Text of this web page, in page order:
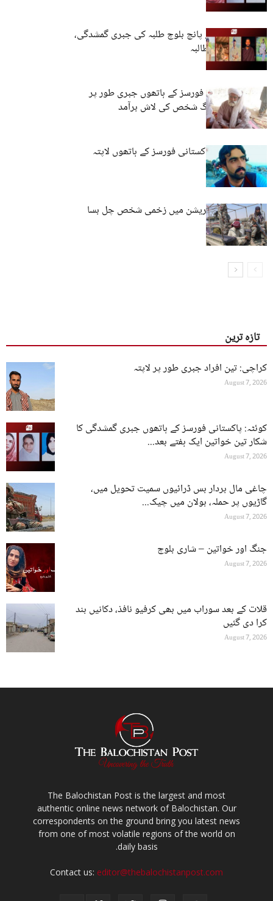
جامعہ کراچی کے پانچ بلوچ طلبہ کی جبری گمشدگی،
فوری رہائی کا مطالبہ
لسبیلہ: پاکستانی فورسز کے ہاتھوں جبری طور پر
لاپتا کیے گئے بزرگ شخص کی لاش برآمد
کوئٹہ: نوجوان پاکستانی فورسز کے ہاتھوں لاپتہ
شاہرگ: فوجی آپریشن میں زخمی شخص چل بسا
تازہ ترین
کراچی: تین افراد جبری طور پر لاپتہ
August 7, 2026
کوئٹہ: پاکستانی فورسز کے ہاتھوں جبری گمشدگی کا
شکار تین خواتین ایک ہفتے بعد...
August 7, 2026
چاغی مال بردار بس ڈرائیوں سمیت تحویل میں،
گاڑیوں پر حملہ، بولان میں چیک...
August 7, 2026
جنگ اور خواتین – شاری بلوچ
August 7, 2026
قلات کے بعد سوراب میں بھی کرفیو نافذ، دکانیں بند
کرا دی گئیں
August 7, 2026
The Balochistan Post is the largest and most
authentic online news network of Balochistan. Our
correspondents on the ground bring you latest news
from one of most volatile regions of the world on
daily basis.
Contact us: editor@thebalochistanpost.com